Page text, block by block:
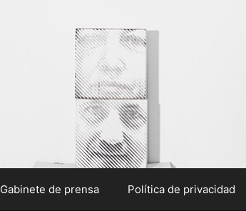
Gabinete de prensa Política de privacidad